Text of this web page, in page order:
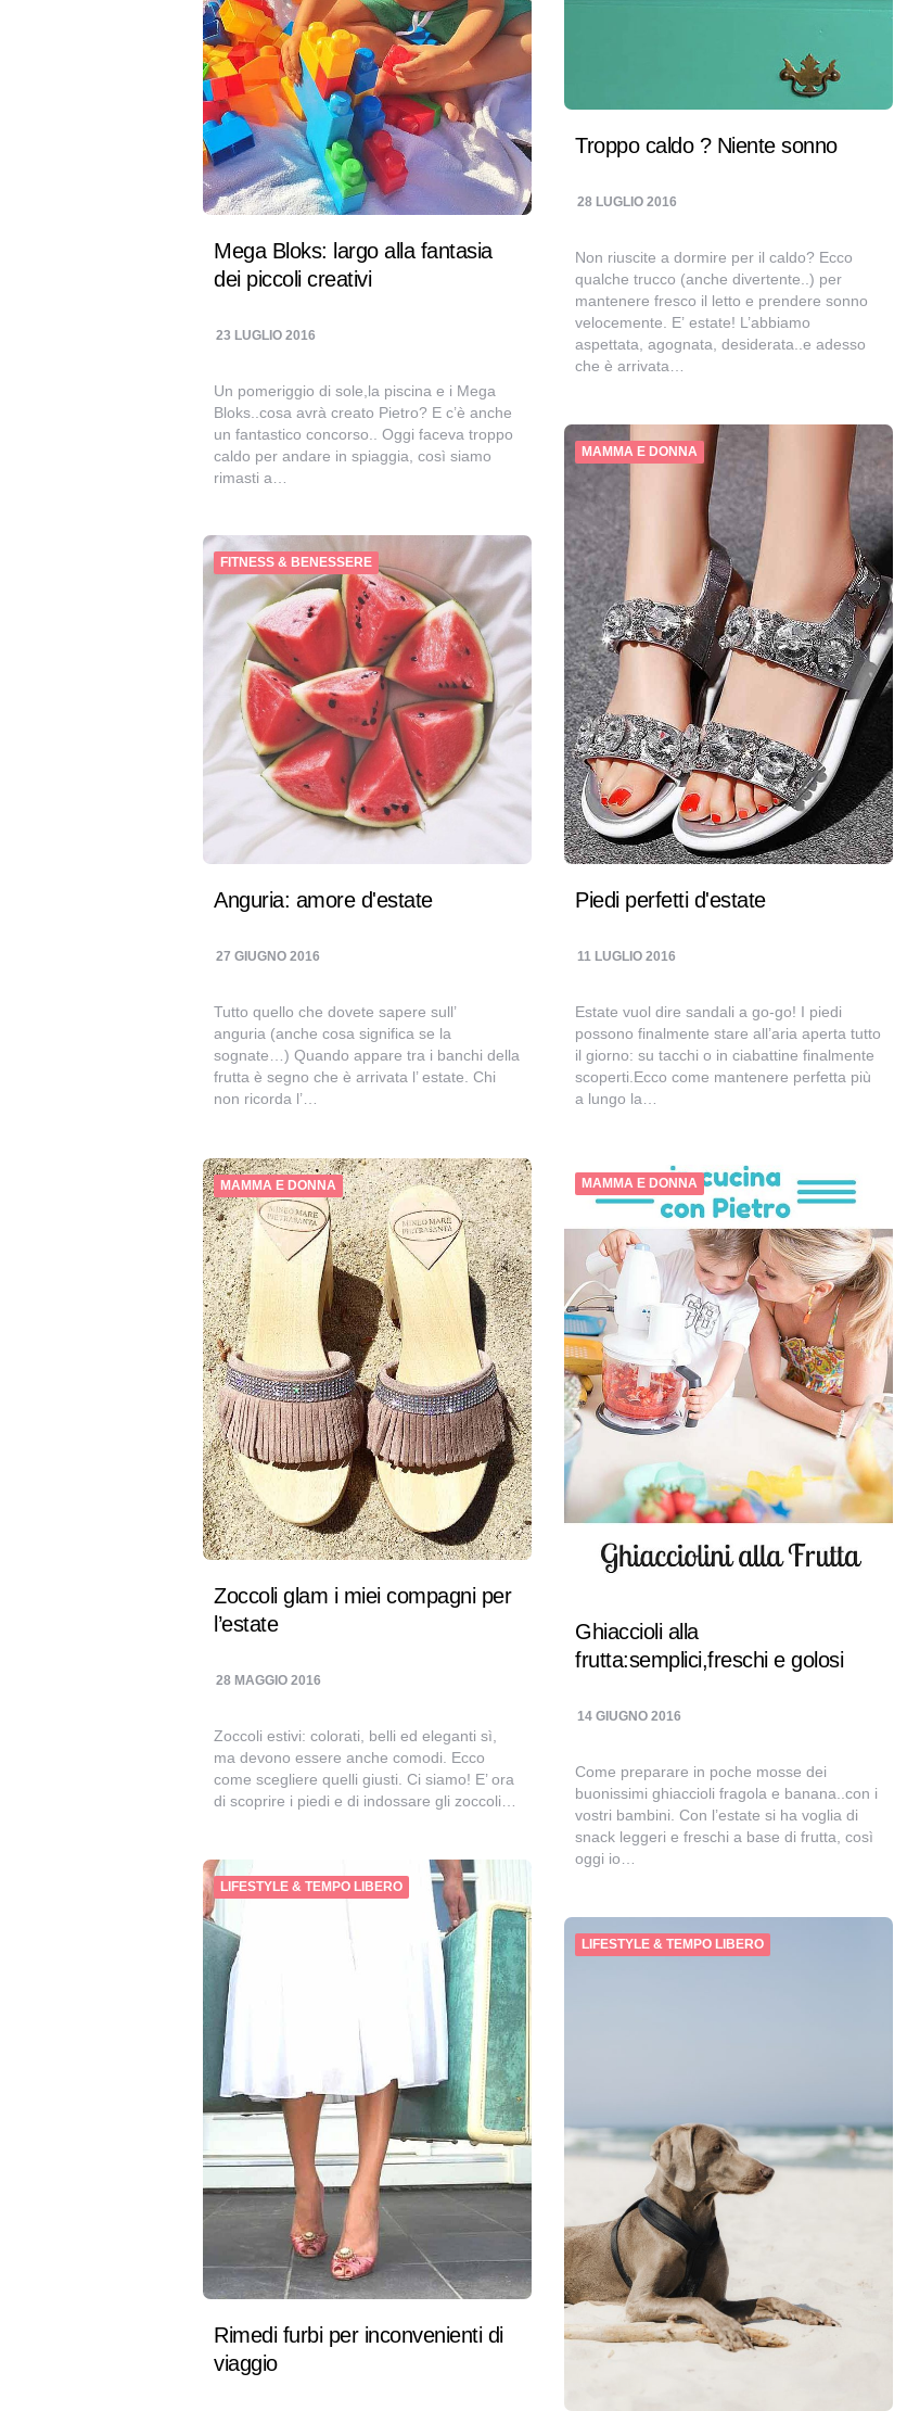
Troppo caldo ? Niente sonno
28 LUGLIO 2016
Non riuscite a dormire per il caldo? Ecco
qualche trucco (anche divertente..) per
mantenere fresco il letto e prendere sonno
velocemente. E’ estate! L’abbiamo
aspettata, agognata, desiderata..e adesso
che è arrivata…
Mega Bloks: largo alla fantasia
dei piccoli creativi
23 LUGLIO 2016
Un pomeriggio di sole,la piscina e i Mega
Bloks..cosa avrà creato Pietro? E c’è anche
un fantastico concorso.. Oggi faceva troppo
caldo per andare in spiaggia, così siamo
rimasti a…
MAMMA E DONNA
Piedi perfetti d'estate
11 LUGLIO 2016
Estate vuol dire sandali a go-go! I piedi
possono finalmente stare all’aria aperta tutto
il giorno: su tacchi o in ciabattine finalmente
scoperti.Ecco come mantenere perfetta più
a lungo la…
FITNESS & BENESSERE
Anguria: amore d'estate
27 GIUGNO 2016
Tutto quello che dovete sapere sull’
anguria (anche cosa significa se la
sognate…) Quando appare tra i banchi della
frutta è segno che è arrivata l’ estate. Chi
non ricorda l’…
MAMMA E DONNA
Ghiaccioli alla
frutta:semplici,freschi e golosi
14 GIUGNO 2016
Come preparare in poche mosse dei
buonissimi ghiaccioli fragola e banana..con i
vostri bambini. Con l’estate si ha voglia di
snack leggeri e freschi a base di frutta, così
oggi io…
MAMMA E DONNA
Zoccoli glam i miei compagni per
l’estate
28 MAGGIO 2016
Zoccoli estivi: colorati, belli ed eleganti sì,
ma devono essere anche comodi. Ecco
come scegliere quelli giusti. Ci siamo! E’ ora
di scoprire i piedi e di indossare gli zoccoli…
LIFESTYLE & TEMPO LIBERO
Rimedi furbi per inconvenienti di
viaggio
LIFESTYLE & TEMPO LIBERO